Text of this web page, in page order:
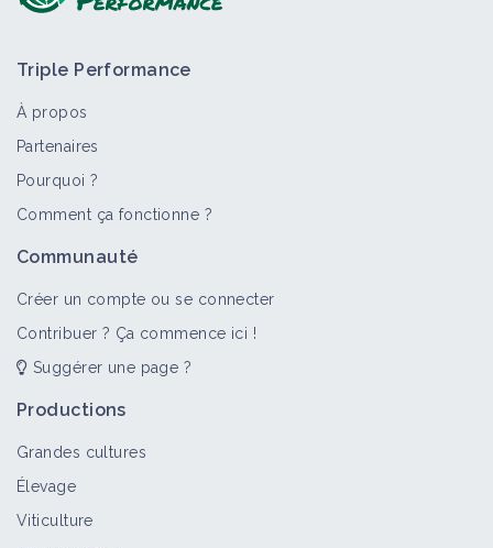
Triple Performance
À propos
Partenaires
Pourquoi ?
Comment ça fonctionne ?
Communauté
Créer un compte ou se connecter
Contribuer ? Ça commence ici !
Suggérer une page ?
Productions
Grandes cultures
Élevage
Viticulture